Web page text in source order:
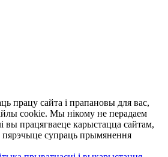
працу сайта і прапановы для вас,
cookie. Мы нікому не перадаем
вы працягваеце карыстацца сайтам,
пярэчыце супраць прымянення